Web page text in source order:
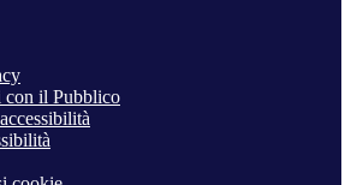
il Pubblico